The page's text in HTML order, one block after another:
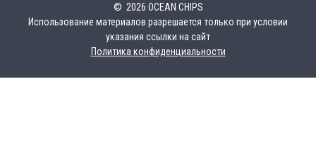
© 2026 OCEAN CHIPS
Использование материалов разрешается только при условии
указания ссылки на сайт
Политика конфиденциальности